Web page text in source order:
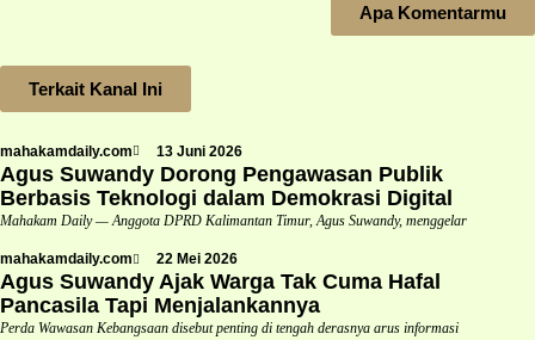
Apa Komentarmu
Terkait Kanal Ini
mahakamdaily.com 13 Juni 2026
Agus Suwandy Dorong Pengawasan Publik
Berbasis Teknologi dalam Demokrasi Digital
Mahakam Daily — Anggota DPRD Kalimantan Timur, Agus Suwandy, menggelar
mahakamdaily.com 22 Mei 2026
Agus Suwandy Ajak Warga Tak Cuma Hafal
Pancasila Tapi Menjalankannya
Perda Wawasan Kebangsaan disebut penting di tengah derasnya arus informasi